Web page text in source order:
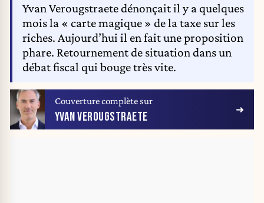
Yvan Verougstraete dénonçait il y a quelques
mois la « carte magique » de la taxe sur les
riches. Aujourd’hui il en fait une proposition
phare. Retournement de situation dans un
débat fiscal qui bouge très vite.
Couverture complète sur
YVAN VEROUGSTRAETE